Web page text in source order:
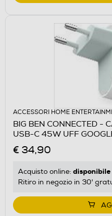
ACCESSORI HOME
BIG BEN CONNECTED -
USB-C 45W UFF
€ 34,90
Acquisto online: disponibile
Ritiro in negozio in 30'